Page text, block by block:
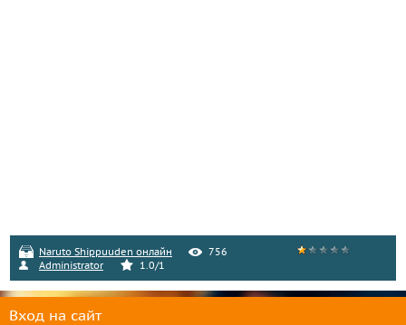
Naruto Shippuuden онлайн
756
Administrator
1.0/1
Вход на сайт